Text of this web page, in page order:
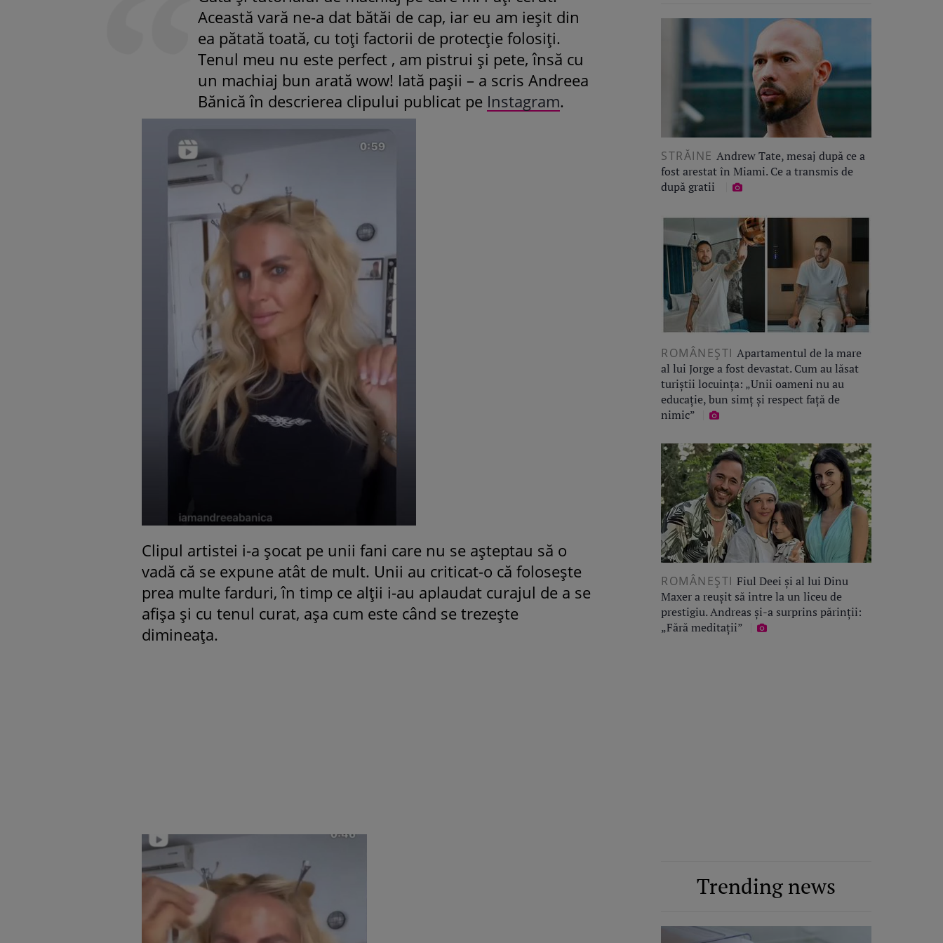
Această vară ne-a dat bătăi de cap, iar eu am ieșit din
ea pătată toată, cu toți factorii de protecție folosiți.
Tenul meu nu este perfect , am pistrui și pete, însă cu
un machiaj bun arată wow! Iată pașii – a scris Andreea
Bănică în descrierea clipului publicat pe Instagram.
Clipul artistei i-a șocat pe unii fani care nu se așteptau să o
vadă că se expune atât de mult. Unii au criticat-o că folosește
prea multe farduri, în timp ce alții i-au aplaudat curajul de a se
afișa și cu tenul curat, așa cum este când se trezește
dimineața.
STRĂINE Andrew Tate, mesaj după ce a
fost arestat în Miami. Ce a transmis de
după gratii
ROMÂNEŞTI Apartamentul de la mare
al lui Jorge a fost devastat. Cum au lăsat
turiștii locuința: „Unii oameni nu au
educație, bun simț și respect față de
nimic”
ROMÂNEŞTI Fiul Deei și al lui Dinu
Maxer a reușit să intre la un liceu de
prestigiu. Andreas și-a surprins părinții:
„Fără meditații”
Trending news